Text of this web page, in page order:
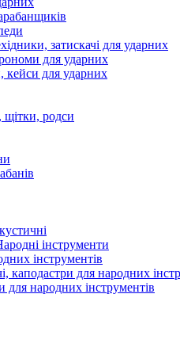
затискачі для ударних
для ударних
кейси для ударних
щітки, родси
інструменти
інструментів
каподастри для народних
для народних інструментів